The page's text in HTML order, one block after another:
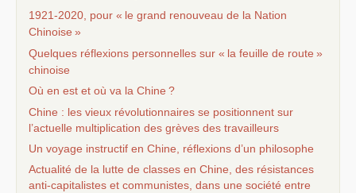
1921-2020, pour « le grand renouveau de la Nation
Chinoise »
Quelques réflexions personnelles sur « la feuille de route »
chinoise
Où en est et où va la Chine ?
Chine : les vieux révolutionnaires se positionnent sur
l’actuelle multiplication des grèves des travailleurs
Un voyage instructif en Chine, réflexions d’un philosophe
Actualité de la lutte de classes en Chine, des résistances
anti-capitalistes et communistes, dans une société entre